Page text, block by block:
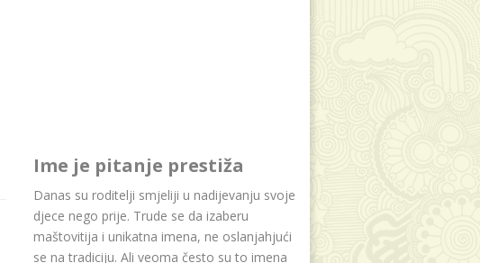
Ime je pitanje prestiža
Danas su roditelji smjeliji u nadijevanju svoje
djece nego prije. Trude se da izaberu
maštovitija i unikatna imena, ne oslanjahjući
se na tradiciju. Ali veoma često su to imena